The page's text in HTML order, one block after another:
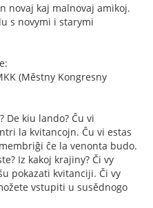
novaj kaj malnovaj amikoj.
s novymi i starymi
(Městny Kongresny
De kiu lando? Ĉu vi
la kvitancojn. Ĉu vi estas
ĉe la venonta budo.
Iz kakoj krajiny? Či vy
pokazati kvitanciji. Či vy
vstupiti u susědnogo